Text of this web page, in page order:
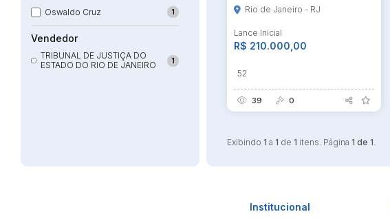
Oswaldo Cruz 1
Vendedor
TRIBUNAL DE JUSTIÇA DO
ESTADO DO RIO DE JANEIRO
1
Rio de Janeiro - RJ
Lance Inicial
R$ 210.000,00
52
39 0
Exibindo 1 a 1 de 1 itens. Página 1 de 1.
Institucional